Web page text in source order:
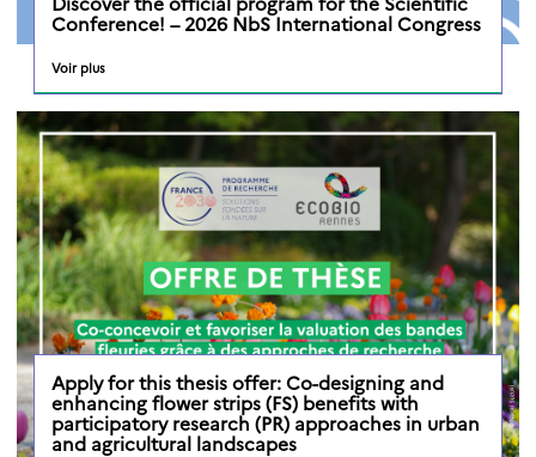
Conference! – 2026 NbS International Congress
Voir plus
Apply for this thesis offer: Co-designing and
enhancing flower strips (FS) benefits with
participatory research (PR) approaches in urban
and agricultural landscapes